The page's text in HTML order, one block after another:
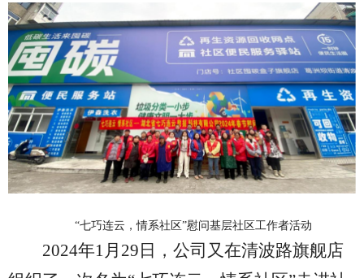
“七巧连云，情系社区”慰问基层社区工作者活动
2024年1月29日，公司又在清波路旗舰店